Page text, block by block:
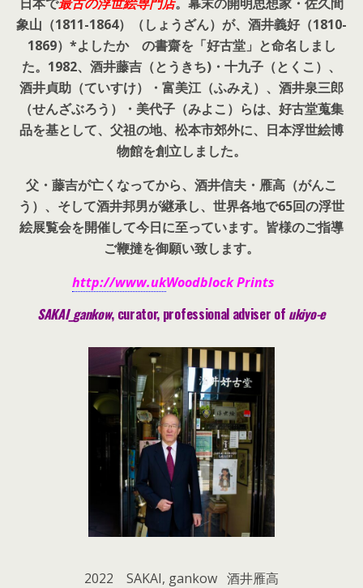
象山（1811-1864）（しょうざん）が、酒井義好（1810-
1869）*よしたか の書齋を「好古堂」と命名しまし
た。 1982、酒井藤吉（とうきち)・十九子（とくこ）、
酒井貞助（ていすけ）・富美江（ふみえ）、酒井泉三郎
（せんざぶろう）・美代子（みよこ）らは、好古堂蒐集
品を基として、父祖の地、松本市郊外に、日本浮世絵博
物館を創立しました。
父・藤吉が亡くなってから、酒井信夫・雁高（がんこ
う）、そして酒井邦男が継承し、世界各地で65回の浮世
絵展覧会を開催して今日に至っています。皆様のご指導
ご鞭撻を御願い致します。
http://www.ukWoodblock Prints
SAKAI_gankow, curator, professional adviser of ukiyo-e
2022 SAKAI, gankow 酒井雁高